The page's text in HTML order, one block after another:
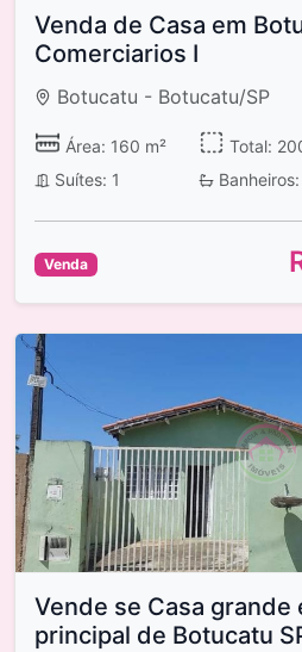
Venda de Casa em
Comerciarios I
Botucatu - Botucatu/SP
Área: 160 m² Total:
Suítes: 1
Banheiros:
Venda
Vende se Casa grande
principal de Botucatu